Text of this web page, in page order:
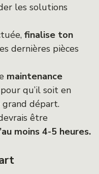
les solutions
finalise ton
dernières pièces
maintenance
pour qu’il soit en
départ.
être
moins 4-5 heures.